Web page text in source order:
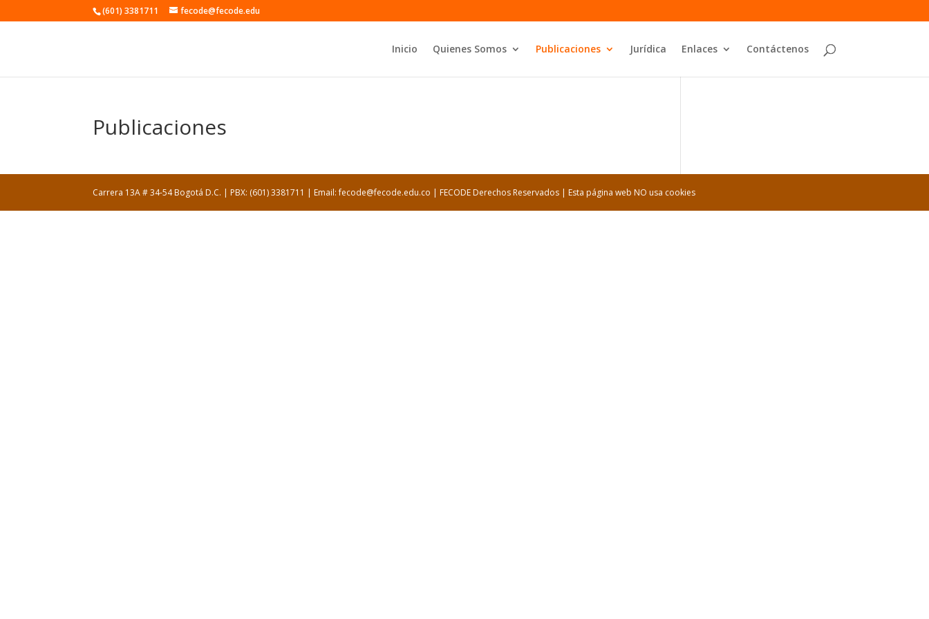
(601) 3381711 fecode@fecode.edu
Inicio Quienes Somos Publicaciones Jurídica Enlaces Contáctenos
Publicaciones
Carrera 13A # 34-54 Bogotá D.C. | PBX: (601) 3381711 | Email: fecode@fecode.edu.co | FECODE Derechos Reservados | Esta página web NO usa cookies